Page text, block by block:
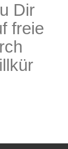
Dir
freie